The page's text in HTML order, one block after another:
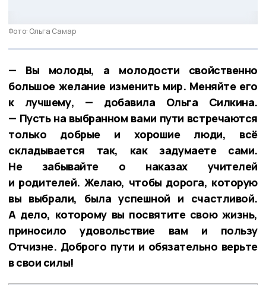
Фото: Ольга Самар
— Вы молоды, а молодости свойственно
большое желание изменить мир. Меняйте его
к лучшему, — добавила Ольга Силкина.
— Пусть на выбранном вами пути встречаются
только добрые и хорошие люди, всё
складывается так, как задумаете сами.
Не забывайте о наказах учителей
и родителей. Желаю, чтобы дорога, которую
вы выбрали, была успешной и счастливой.
А дело, которому вы посвятите свою жизнь,
приносило удовольствие вам и пользу
Отчизне. Доброго пути и обязательно верьте
в свои силы!